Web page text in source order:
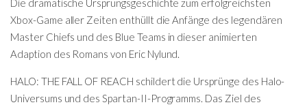
Die dramatische Ursprungsgeschichte zum erfolgreichsten
Xbox-Game aller Zeiten enthüllt die Anfänge des legendären
Master Chiefs und des Blue Teams in dieser animierten
Adaption des Romans von Eric Nylund.
HALO: THE FALL OF REACH schildert die Ursprünge des Halo-
Universums und des Spartan-II-Programms. Das Ziel des